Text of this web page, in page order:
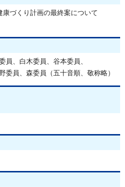
康づくり計画の最終案について
員、白木委員、谷本委員、
委員、森委員（五十音順、敬称略）